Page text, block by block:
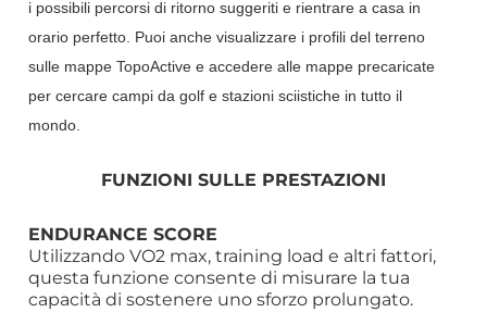
i possibili percorsi di ritorno suggeriti e rientrare a casa in
orario perfetto. Puoi anche visualizzare i profili del terreno
sulle mappe TopoActive e accedere alle mappe precaricate
per cercare campi da golf e stazioni sciistiche in tutto il
mondo.
FUNZIONI SULLE PRESTAZIONI
ENDURANCE SCORE
Utilizzando VO2 max, training load e altri fattori,
questa funzione consente di misurare la tua
capacità di sostenere uno sforzo prolungato.